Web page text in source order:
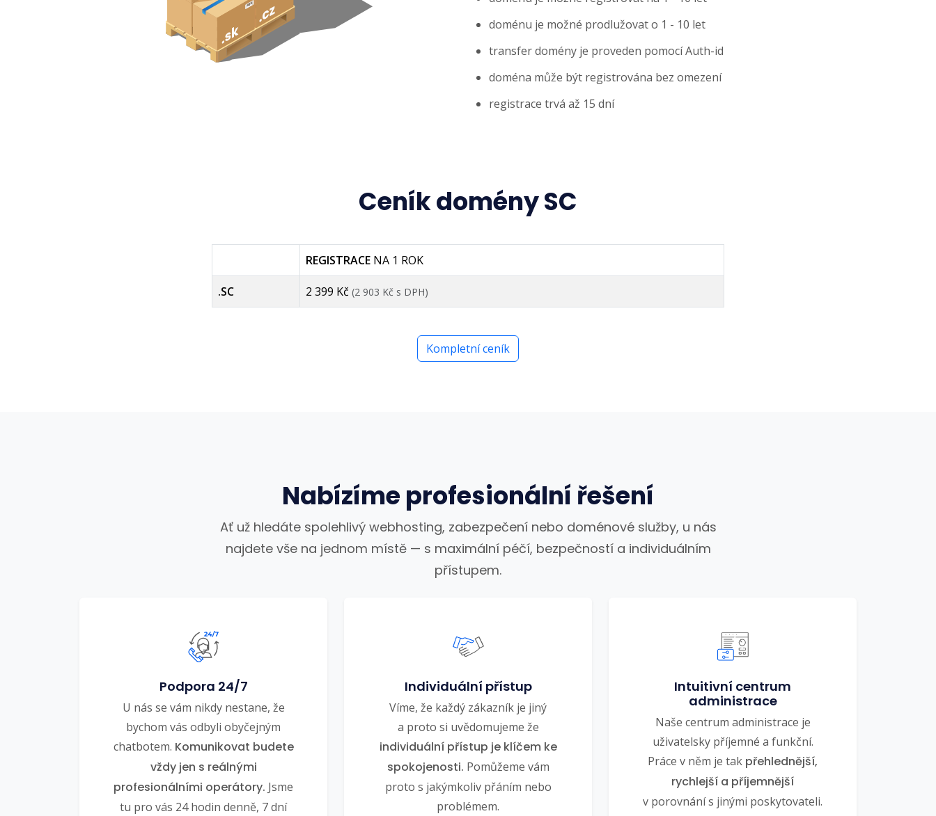
doménu je možné prodlužovat o 1 - 10 let
transfer domény je proveden pomocí Auth-id
doména může být registrována bez omezení
registrace trvá až 15 dní
Ceník domény SC
REGISTRACE NA 1 ROK
.SC 2 399 Kč (2 903 Kč s DPH)
Kompletní ceník
Nabízíme profesionální řešení
Ať už hledáte spolehlivý webhosting, zabezpečení nebo doménové služby, u nás
najdete vše na jednom místě — s maximální péčí, bezpečností a individuálním
přístupem.
Podpora 24/7
U nás se vám nikdy nestane, že
bychom vás odbyli obyčejným
chatbotem. Komunikovat budete
vždy jen s reálnými
profesionálními operátory. Jsme
tu pro vás 24 hodin denně, 7 dní
Individuální přístup
Víme, že každý zákazník je jiný
a proto si uvědomujeme že
individuální přístup je klíčem ke
spokojenosti. Pomůžeme vám
proto s jakýmkoliv přáním nebo
problémem.
Intuitivní centrum
administrace
Naše centrum administrace je
uživatelsky příjemné a funkční.
Práce v něm je tak přehlednější,
rychlejší a příjemnější
v porovnání s jinými poskytovateli.